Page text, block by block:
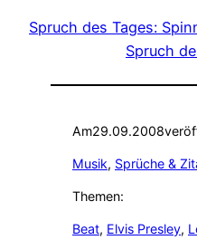
Spruch des Tages:
Spruch
Am29.09.2008
Musik, Sprüche &
Themen:
Beat, Elvis Presley,